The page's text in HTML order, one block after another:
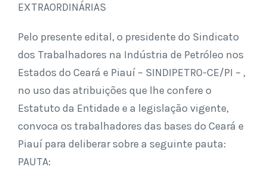
EXTRAORDINÁRIAS
Pelo presente edital, o presidente do Sindicato
dos Trabalhadores na Indústria de Petróleo nos
Estados do Ceará e Piauí – SINDIPETRO-CE/PI – ,
no uso das atribuições que lhe confere o
Estatuto da Entidade e a legislação vigente,
convoca os trabalhadores das bases do Ceará e
Piauí para deliberar sobre a seguinte pauta:
PAUTA: